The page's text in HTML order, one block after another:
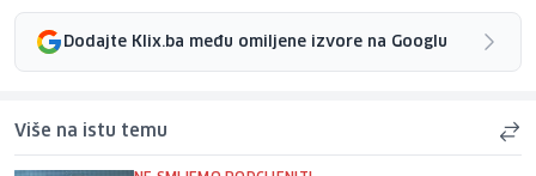
Dodajte Klix.ba među omiljene izvore na Googlu
Više na istu temu